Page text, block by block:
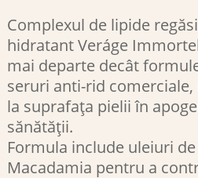
Complexul de lipide
hidratant Veráge
mai departe decât
seruri anti-rid
la suprafața pielii în
sănătății.
Formula include uleiuri
Macadamia pentru a